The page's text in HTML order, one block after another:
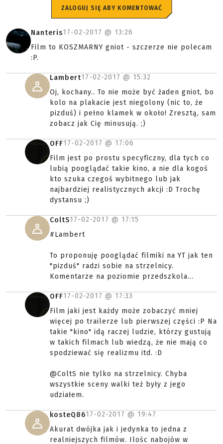
ZALOGUJ SIĘ ABY KOMENTOWAĆ
Nanteris17-02-2017 @ 13:26
Film to KOSZMARNY gniot - szczerze nie polecam
:P.
Lambert17-02-2017 @ 15:32
Oj, kochany.. To nie może być żaden gniot, bo
kolo na plakacie jest niegolony (nic to, że
pizduś) i pełno klamek w około! Zresztą, sam
zobacz jak Cię minusują. ;)
OFF17-02-2017 @ 17:06
Film jest po prostu specyficzny, dla tych co
lubią pooglądać takie kino, a nie dla kogoś
kto szuka czegoś wybitnego lub jak
najbardziej realistycznych akcji :D Trochę
dystansu ;)
ColtS17-02-2017 @ 17:15
#Lambert
To proponuję pooglądać filmiki na YT jak ten
"pizduś" radzi sobie na strzelnicy.
Komentarze na poziomie przedszkola...
OFF17-02-2017 @ 17:33
Film jaki jest każdy może zobaczyć mniej
więcej po trailerze lub pierwszej części :P Na
takie "kino" idą raczej ludzie, którzy gustują
w takich filmach lub wiedzą, że nie mają co
spodziewać się realizmu itd. :D
@ColtS nie tylko na strzelnicy. Chyba
wszystkie sceny walki też były z jego
udziałem.
kosteQ8617-02-2017 @ 19:47
Akurat dwójka jak i jedynka to jedna z
realniejszych filmów. Ilośc nabojów w